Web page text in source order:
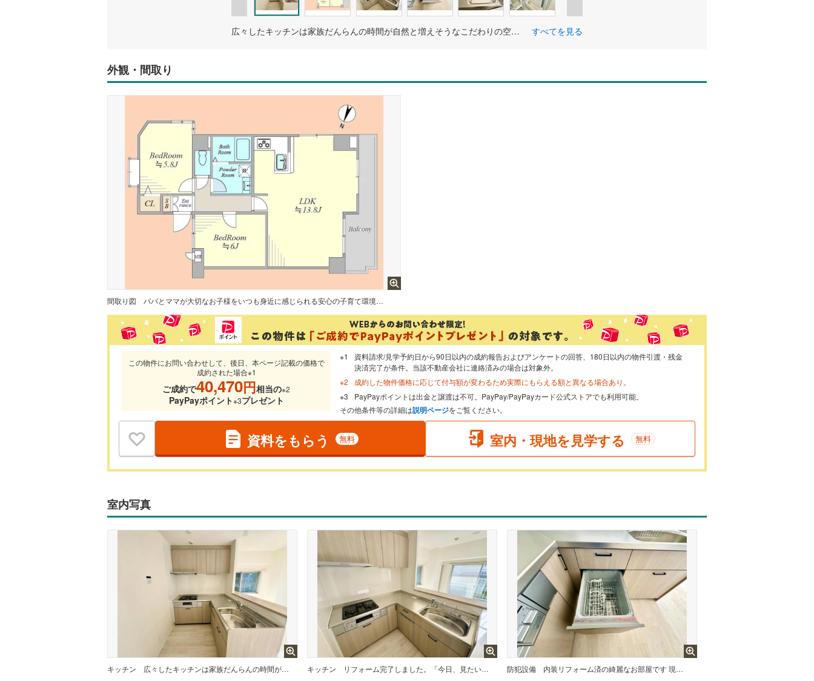
広々したキッチンは家族だんらんの時間が自然と増えそうなこだわりの空間です。 すべてを見る
外観・間取り
間取り図 パパとママが大切なお子様をいつも身近に感じられる安心の子育て環境の立地になります。
この物件にお問い合わせして、後日、本ページ記載の価格で
成約された場合※1
ご成約で40,470円相当の※2
PayPayポイント※3プレゼント
資料請求/見学予約日から90日以内の成約報告およびアンケートの回答、180日以内の物件引渡・残金
決済完了が条件。当該不動産会社に連絡済みの場合は対象外。
成約した物件価格に応じて付与額が変わるため実際にもらえる額と異なる場合あり。
PayPayポイントは出金と譲渡は不可。PayPay/PayPayカード公式ストアでも利用可能。
その他条件等の詳細は説明ページをご覧ください。
資料をもらう 無料 室内・現地を見学する 無料
室内写真
キッチン 広々したキッチンは家族だんらんの時間が自然と増えそうなこだわりの空間です。 キッチン リフォーム完了しました。「今日、見たい！」にも対応可能です。お問い合わせ下さい。 防犯設備 内装リフォーム済の綺麗なお部屋です 現地までのご案内は随時承ります。お問い合わせ下さい。